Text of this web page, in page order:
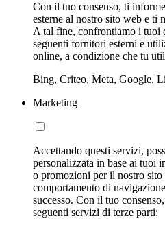
Con il tuo consenso, ti
esterne al nostro sito web e ti
A tal fine, confrontiamo i tuoi
seguenti fornitori esterni e
online, a condizione che tu
Bing, Criteo, Meta, Google,
Marketing
Accettando questi servizi,
personalizzata in base ai tuoi
o promozioni per il nostro
comportamento di
successo. Con il tuo
seguenti servizi di terze parti: